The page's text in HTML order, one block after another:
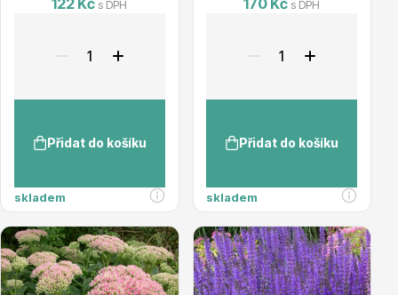
Ovocné stromy
s DPH
Přidat do košíku
skladem
s DPH
Přidat do košíku
skladem